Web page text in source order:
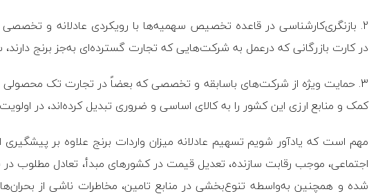
2. بازنگری‌کارشناسی در قاعده تخصیص سهمیه‌ها با رویکردی عادلانه و
در کارت بازرگانی که درعمل به شرکت‌هایی که تجارت گسترده‌ای به‌جز برنج
3. حمایت ویژه از شرکت‌های باسابقه و تخصصی که بعضاً در تجارت تک محصولی
کمک و منابع ارزی این کشور را به کالای اساسی و ضروری تبدیل کرده‌اند، در اولویت
مهم است که یادآور شویم تسهیم عادلانه میزان واردات برنج علاوه بر
اجتماعی، موجب رقابت سازنده، تعدیل قیمت در کشورهای مبدأ، تعادل مطلوب
شده و همچنین به‌واسطه تنوع‌بخشی در منابع تامین، مخاطرات ناشی از